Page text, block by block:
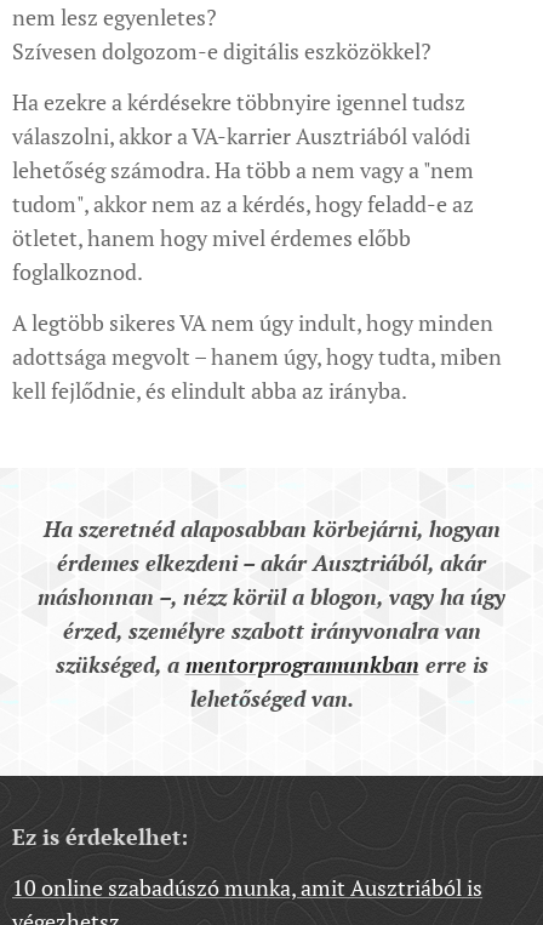
nem lesz egyenletes?
Szívesen dolgozom-e digitális eszközökkel?
Ha ezekre a kérdésekre többnyire igennel tudsz
válaszolni, akkor a VA-karrier Ausztriából valódi
lehetőség számodra. Ha több a nem vagy a "nem
tudom", akkor nem az a kérdés, hogy feladd-e az
ötletet, hanem hogy mivel érdemes előbb
foglalkoznod.
A legtöbb sikeres VA nem úgy indult, hogy minden
adottsága megvolt – hanem úgy, hogy tudta, miben
kell fejlődnie, és elindult abba az irányba.
Ha szeretnéd alaposabban körbejárni, hogyan
érdemes elkezdeni – akár Ausztriából, akár
máshonnan –, nézz körül a blogon, vagy ha úgy
érzed, személyre szabott irányvonalra van
szükséged, a mentorprogramunkban erre is
lehetőséged van.
Ez is érdekelhet:
10 online szabadúszó munka, amit Ausztriából is